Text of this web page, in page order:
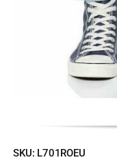
SKU: L701ROEU